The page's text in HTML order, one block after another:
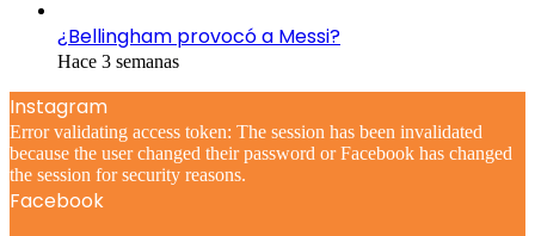
¿Bellingham provocó a Messi?
Hace 3 semanas
Instagram
Error validating access token: The session has been invalidated
because the user changed their password or Facebook has changed
the session for security reasons.
Facebook